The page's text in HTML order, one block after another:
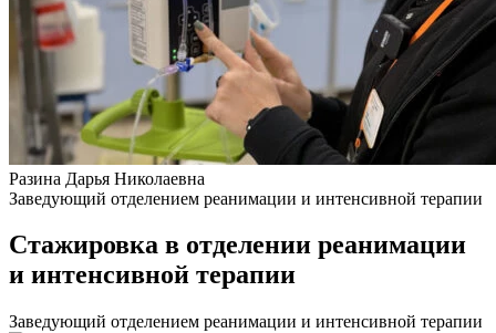
Разина Дарья Николаевна
Заведующий отделением реанимации и интенсивной терапии
Стажировка в отделении реанимации
и интенсивной терапии
Заведующий отделением реанимации и интенсивной терапии